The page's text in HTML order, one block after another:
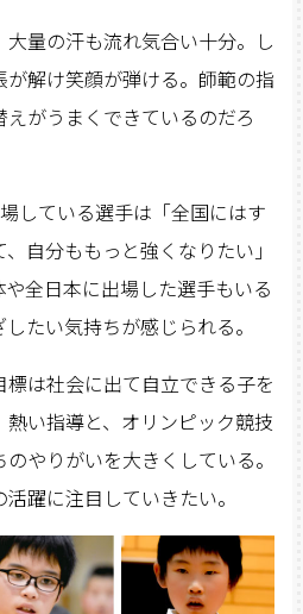
量の汗も流れ気合い十分。し
解け笑顔が弾ける。師範の指
がうまくできているのだろ
している選手は「全国にはす
自分ももっと強くなりたい」
全日本に出場した選手もいる
たい気持ちが感じられる。
標は社会に出て自立できる子を
い指導と、オリンピック競技
やりがいを大きくしている。
躍に注目していきたい。